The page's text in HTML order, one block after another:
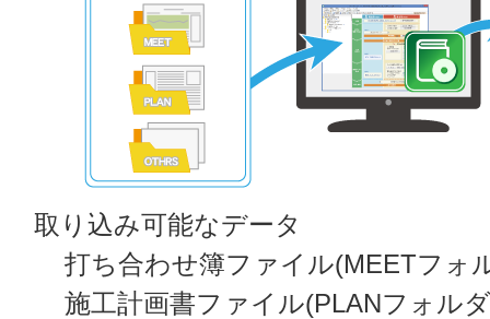
取り込み可能なデータ
打ち合わせ簿ファイル(MEETフォ
施工計画書ファイル(PLANフォル